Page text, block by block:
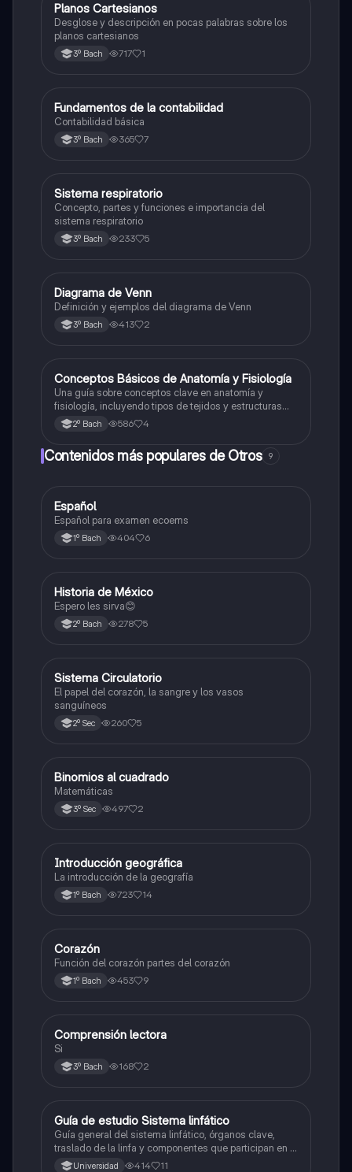
Otros
Planos Cartesianos
Desglose y descripción en pocas palabras sobre los
planos cartesianos
3º Bach 717 1
Otros
Fundamentos de la contabilidad
Contabilidad básica
3º Bach 365 7
Otros
Sistema respiratorio
Concepto, partes y funciones e importancia del
sistema respiratorio
3º Bach 233 5
Otros
Diagrama de Venn
Definición y ejemplos del diagrama de Venn
3º Bach 413 2
Otros
Conceptos Básicos de Anatomía y Fisiología
Una guía sobre conceptos clave en anatomía y
fisiología, incluyendo tipos de tejidos y estructuras
corporales.
2º Bach 586 4
Contenidos más populares de Otros 9
Otros
Español
Español para examen ecoems
1º Bach 404 6
Otros
Historia de México
Espero les sirva😊
2º Bach 278 5
Otros
Sistema Circulatorio
El papel del corazón, la sangre y los vasos
sanguíneos
2º Sec 260 5
Otros
Binomios al cuadrado
Matemáticas
3º Sec 497 2
Otros
Introducción geográfica
La introducción de la geografía
1º Bach 723 14
Otros
Corazón
Función del corazón partes del corazón
1º Bach 453 9
Otros
Comprensión lectora
Si
3º Bach 168 2
Biología
Guía de estudio Sistema linfático
Guía general del sistema linfático, órganos clave,
traslado de la linfa y componentes que participan en el
sistema inmunológico
Universidad 414 11